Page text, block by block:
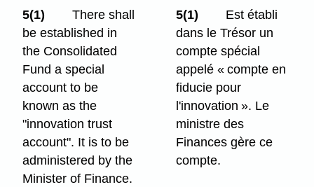
5(1)
There shall
be established in
the Consolidated
Fund a special
account to be
known as the
"innovation trust
account". It is to be
administered by the
Minister of Finance.
5(1)
Est établi
dans le Trésor un
compte spécial
appelé « compte en
fiducie pour
l'innovation ». Le
ministre des
Finances gère ce
compte.